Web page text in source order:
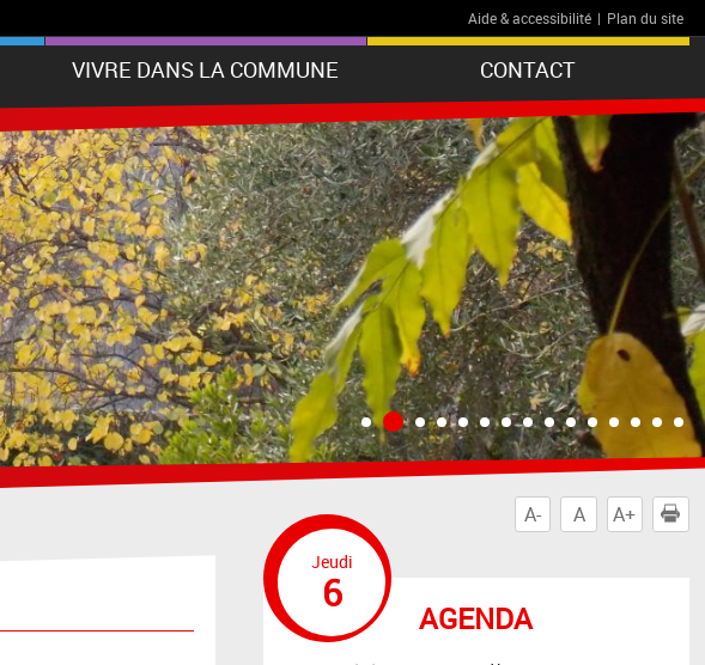
Aide & accessibilité | Plan du site
VIVRE DANS LA COMMUNE CONTACT
A- A A+
AGENDA
Jeudi
6